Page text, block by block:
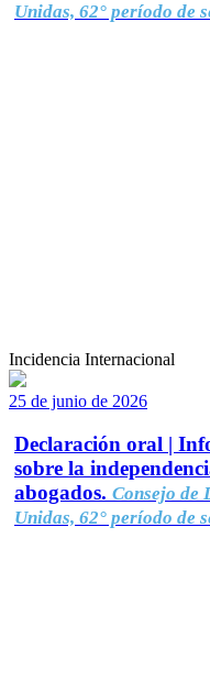
Unidas, 62° período de
Incidencia Internacional
25 de junio de 2026
Declaración oral |
sobre la
abogados. Consejo de
Unidas, 62° período de